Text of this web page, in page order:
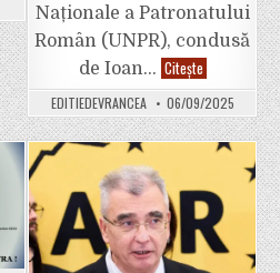
Naționale a Patronatului
Român (UNPR), condusă
de Ioan… CiteștePatronatul
Private
Vrancea,
reprezentat
la
Bruxelles
întâlnirilor
cu
români
EDITIEDEVRANCEA 06/09/2025
Posted
in